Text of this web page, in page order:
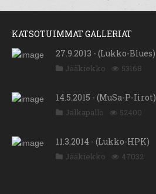
KATSOTUIMMAT GALLERIAT
27.9.2013 - (Lukko-Blues)
Jääkiekko 53168
14.5.2015 - (MuSa-P-Iirot)
Jalkapallo 52400
11.3.2014 - (Lukko-HPK)
Jääkiekko 47032